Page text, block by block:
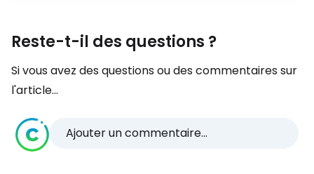
Reste-t-il des questions ?
Si vous avez des questions ou des commentaires sur
l'article...
Ajouter un commentaire...